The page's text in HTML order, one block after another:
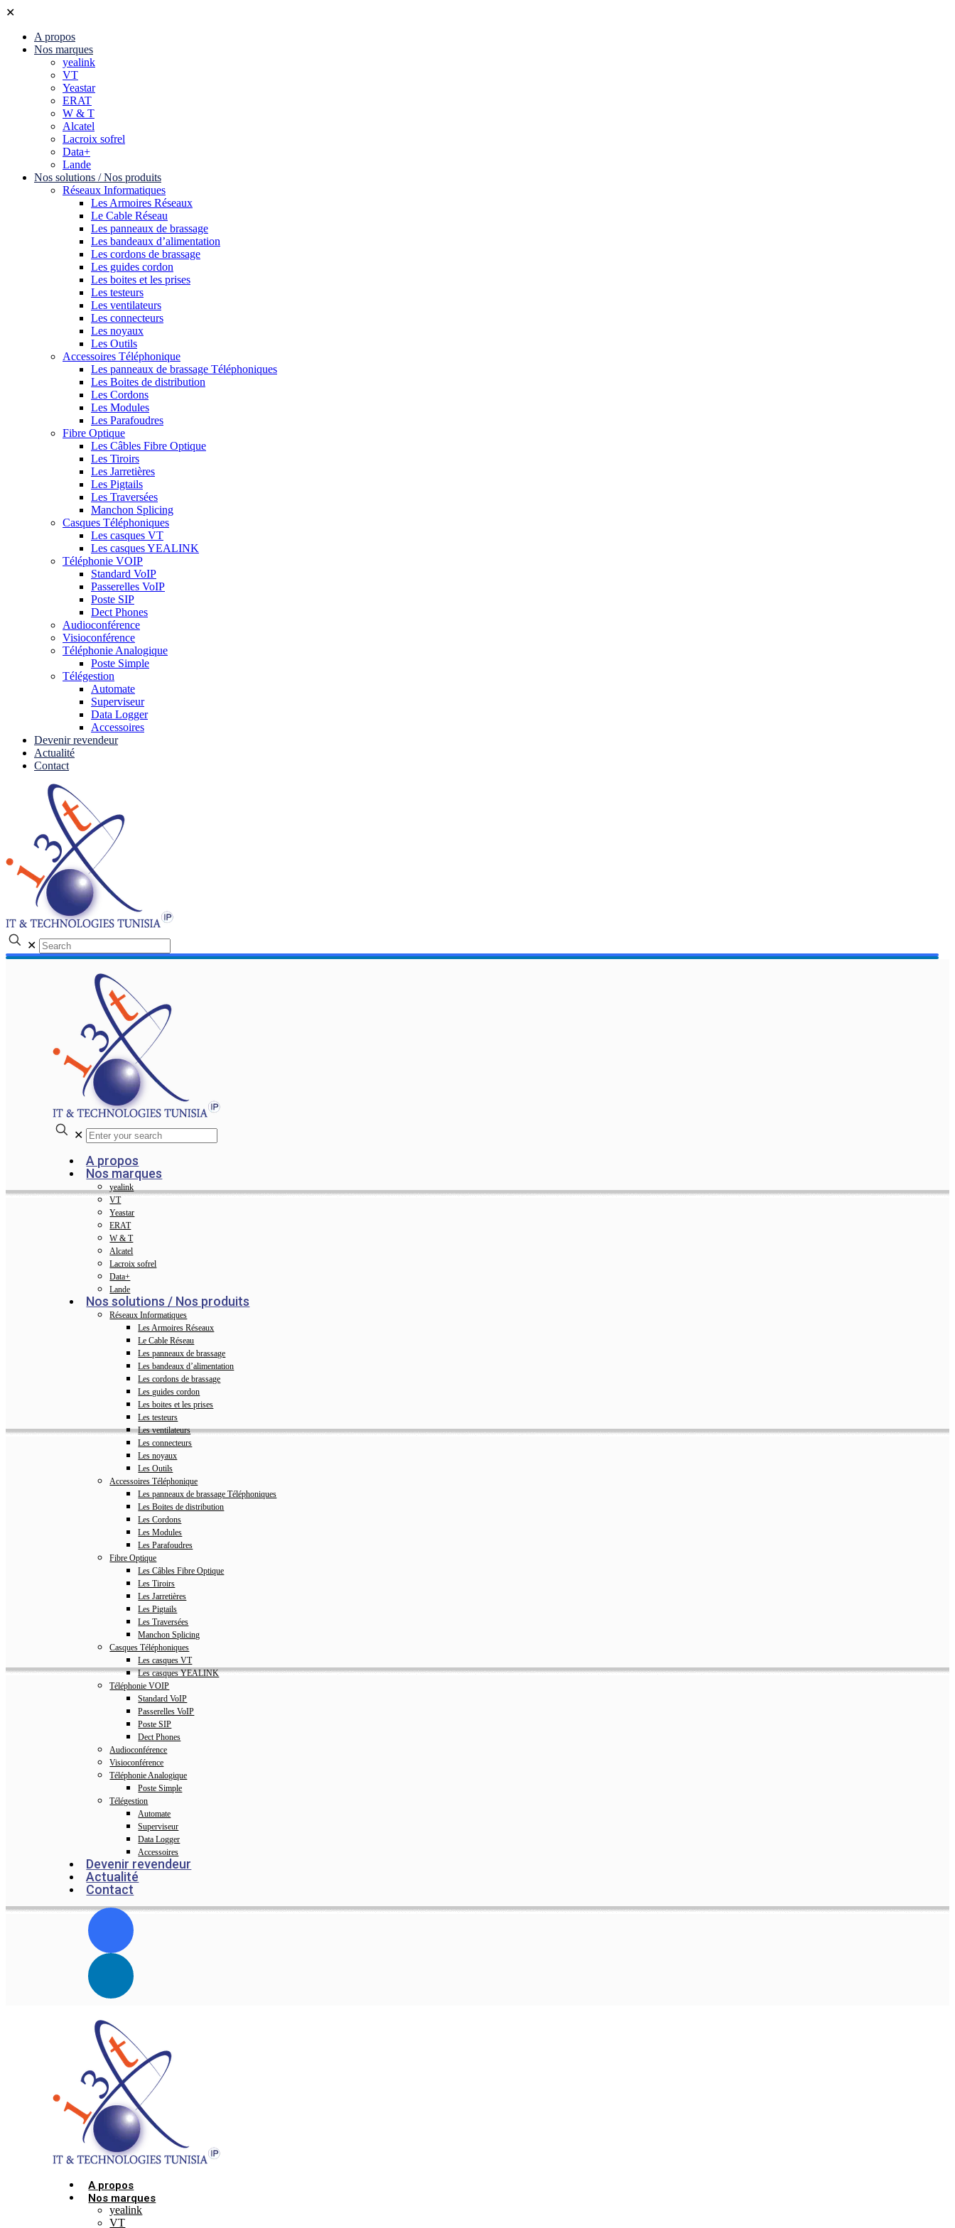
✕
A propos
Nos marques
yealink
VT
Yeastar
ERAT
W & T
Alcatel
Lacroix sofrel
Data+
Lande
Nos solutions / Nos produits
Réseaux Informatiques
Les Armoires Réseaux
Le Cable Réseau
Les panneaux de brassage
Les bandeaux d’alimentation
Les cordons de brassage
Les guides cordon
Les boites et les prises
Les testeurs
Les ventilateurs
Les connecteurs
Les noyaux
Les Outils
Accessoires Téléphonique
Les panneaux de brassage Téléphoniques
Les Boites de distribution
Les Cordons
Les Modules
Les Parafoudres
Fibre Optique
Les Câbles Fibre Optique
Les Tiroirs
Les Jarretières
Les Pigtails
Les Traversées
Manchon Splicing
Casques Téléphoniques
Les casques VT
Les casques YEALINK
Téléphonie VOIP
Standard VoIP
Passerelles VoIP
Poste SIP
Dect Phones
Audioconférence
Visioconférence
Téléphonie Analogique
Poste Simple
Télégestion
Automate
Superviseur
Data Logger
Accessoires
Devenir revendeur
Actualité
Contact
✕
✕
A propos
Nos marques
yealink
VT
Yeastar
ERAT
W & T
Alcatel
Lacroix sofrel
Data+
Lande
Nos solutions / Nos produits
Réseaux Informatiques
Les Armoires Réseaux
Le Cable Réseau
Les panneaux de brassage
Les bandeaux d’alimentation
Les cordons de brassage
Les guides cordon
Les boites et les prises
Les testeurs
Les ventilateurs
Les connecteurs
Les noyaux
Les Outils
Accessoires Téléphonique
Les panneaux de brassage Téléphoniques
Les Boites de distribution
Les Cordons
Les Modules
Les Parafoudres
Fibre Optique
Les Câbles Fibre Optique
Les Tiroirs
Les Jarretières
Les Pigtails
Les Traversées
Manchon Splicing
Casques Téléphoniques
Les casques VT
Les casques YEALINK
Téléphonie VOIP
Standard VoIP
Passerelles VoIP
Poste SIP
Dect Phones
Audioconférence
Visioconférence
Téléphonie Analogique
Poste Simple
Télégestion
Automate
Superviseur
Data Logger
Accessoires
Devenir revendeur
Actualité
Contact
A propos
Nos marques
yealink
VT